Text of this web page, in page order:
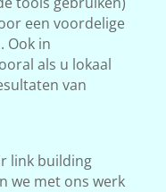
een voordelige
Ook in
als u lokaal
van
link building
we met ons werk